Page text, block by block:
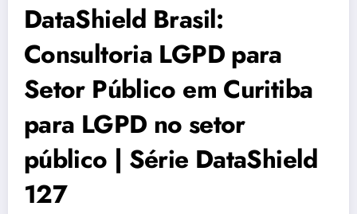
DataShield Brasil:
Consultoria LGPD para
Setor Público em Curitiba
para LGPD no setor
público | Série DataShield
127